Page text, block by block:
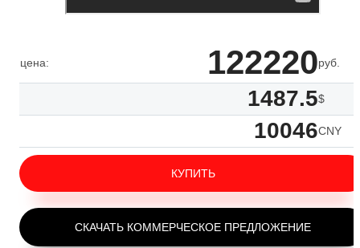
цена: 122220руб.
1487.5$
10046CNY
КУПИТЬ
СКАЧАТЬ КОММЕРЧЕСКОЕ ПРЕДЛОЖЕНИЕ